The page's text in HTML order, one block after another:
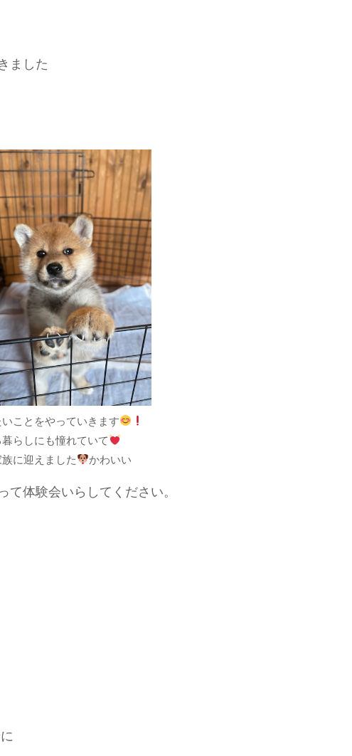
ました
ことをやっていきます
らしにも憧れていて
に迎えました
かわいい
体験会いらしてください。